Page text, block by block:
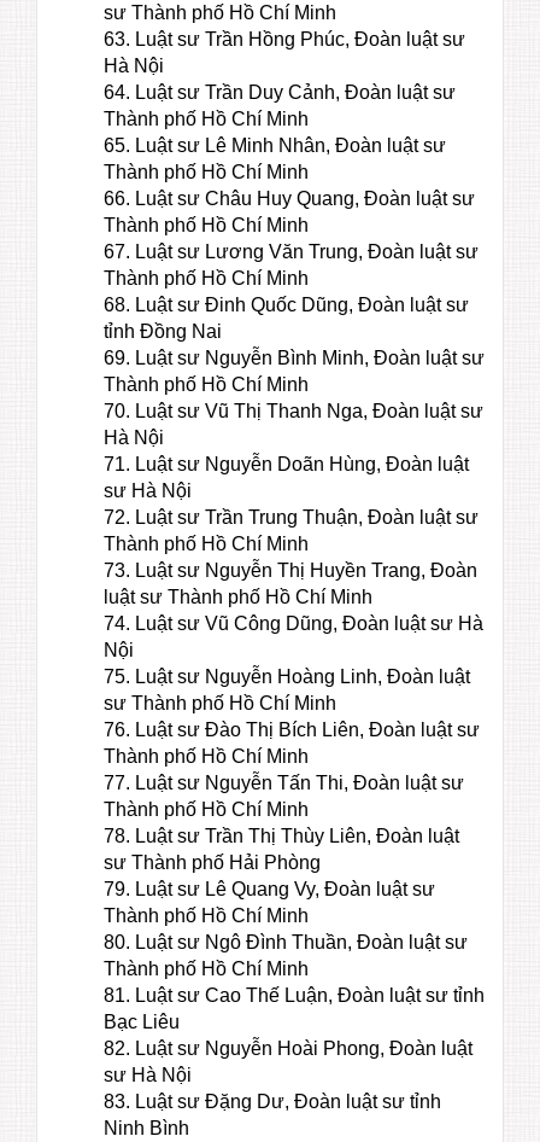
sư Thành phố Hồ Chí Minh
63. Luật sư Trần Hồng Phúc, Đoàn luật sư
Hà Nội
64. Luật sư Trần Duy Cảnh, Đoàn luật sư
Thành phố Hồ Chí Minh
65. Luật sư Lê Minh Nhân, Đoàn luật sư
Thành phố Hồ Chí Minh
66. Luật sư Châu Huy Quang, Đoàn luật sư
Thành phố Hồ Chí Minh
67. Luật sư Lương Văn Trung, Đoàn luật sư
Thành phố Hồ Chí Minh
68. Luật sư Đinh Quốc Dũng, Đoàn luật sư
tỉnh Đồng Nai
69. Luật sư Nguyễn Bình Minh, Đoàn luật sư
Thành phố Hồ Chí Minh
70. Luật sư Vũ Thị Thanh Nga, Đoàn luật sư
Hà Nội
71. Luật sư Nguyễn Doãn Hùng, Đoàn luật
sư Hà Nội
72. Luật sư Trần Trung Thuận, Đoàn luật sư
Thành phố Hồ Chí Minh
73. Luật sư Nguyễn Thị Huyền Trang, Đoàn
luật sư Thành phố Hồ Chí Minh
74. Luật sư Vũ Công Dũng, Đoàn luật sư Hà
Nội
75. Luật sư Nguyễn Hoàng Linh, Đoàn luật
sư Thành phố Hồ Chí Minh
76. Luật sư Đào Thị Bích Liên, Đoàn luật sư
Thành phố Hồ Chí Minh
77. Luật sư Nguyễn Tấn Thi, Đoàn luật sư
Thành phố Hồ Chí Minh
78. Luật sư Trần Thị Thùy Liên, Đoàn luật
sư Thành phố Hải Phòng
79. Luật sư Lê Quang Vy, Đoàn luật sư
Thành phố Hồ Chí Minh
80. Luật sư Ngô Đình Thuần, Đoàn luật sư
Thành phố Hồ Chí Minh
81. Luật sư Cao Thế Luận, Đoàn luật sư tỉnh
Bạc Liêu
82. Luật sư Nguyễn Hoài Phong, Đoàn luật
sư Hà Nội
83. Luật sư Đặng Dư, Đoàn luật sư tỉnh
Ninh Bình